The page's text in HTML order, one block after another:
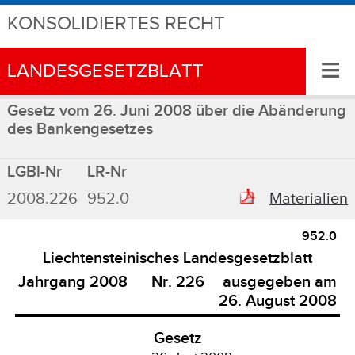
KONSOLIDIERTES RECHT
LANDESGESETZBLATT ≡
Gesetz vom 26. Juni 2008 über die Abänderung
des Bankengesetzes
LGBl-Nr
LR-Nr
2008.226 952.0 Materialien